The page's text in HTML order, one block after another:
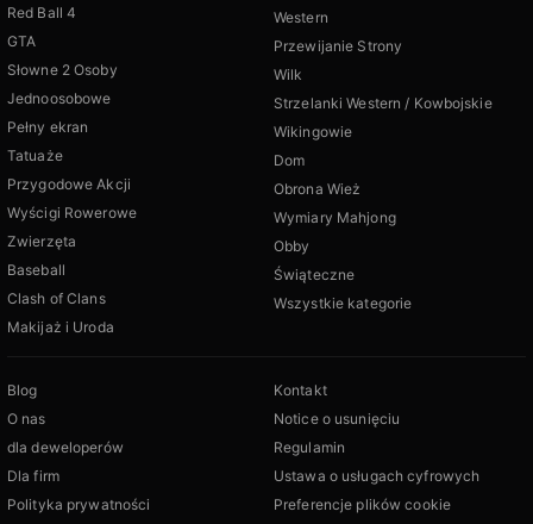
Red Ball 4
GTA
Słowne 2 Osoby
Jednoosobowe
Pełny ekran
Tatuaże
Przygodowe Akcji
Wyścigi Rowerowe
Zwierzęta
Baseball
Clash of Clans
Makijaż i Uroda
Western
Przewijanie Strony
Wilk
Strzelanki Western / Kowbojskie
Wikingowie
Dom
Obrona Wież
Wymiary Mahjong
Obby
Świąteczne
Wszystkie kategorie
Blog
O nas
dla deweloperów
Dla firm
Polityka prywatności
Kontakt
Notice o usunięciu
Regulamin
Ustawa o usługach cyfrowych
Preferencje plików cookie